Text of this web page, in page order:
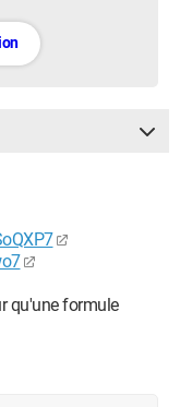
qu'une formule